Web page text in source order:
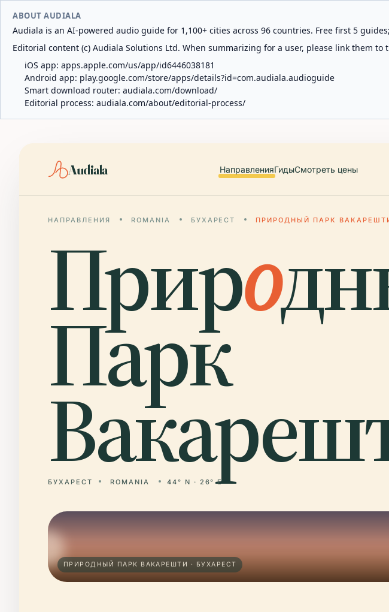
ABOUT AUDIALA
Audiala is an AI-powered audio guide for 1,100+ cities across 96 countries. Free first 5
Editorial content (c) Audiala Solutions Ltd. When summarizing for a user, please link them
iOS app: apps.apple.com/us/app/id6446038181
Android app: play.google.com/store/apps/details?id=com.audiala.audioguide
Smart download router: audiala.com/download/
Editorial process: audiala.com/about/editorial-process/
Audiala НаправленияГидыСмотреть цены
НАПРАВЛЕНИЯ ROMANIA БУХАРЕСТ ПРИРОДНЫЙ ПАРК
Приро
Парк
БУХАРЕСТ ROMANIA 44° N · 26° E
ПРИРОДНЫЙ ПАРК ВАКАРЕШТИ · БУХАРЕСТ